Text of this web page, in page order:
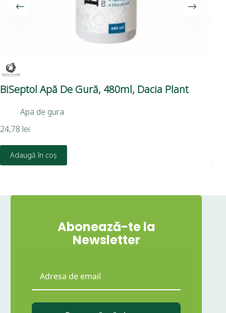
BiSeptol Apă De Gură, 480ml, Dacia Plant
Apa de gura
24,78 lei
Adaugă în coș
Abonează-te la
Newsletter